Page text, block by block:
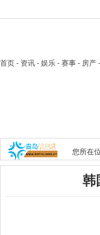
首页 - 资讯 - 娱乐 - 赛事 - 房产
您所在
韩